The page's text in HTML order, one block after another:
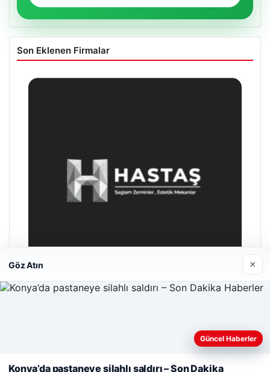
Son Eklenen Firmalar
Web sitemizi nasıl kullandığınızı daha iyi anlayabilmek,
Göz Atın ×
Güncel Haberler
Konya’da pastaneye silahlı saldırı – Son Dakika